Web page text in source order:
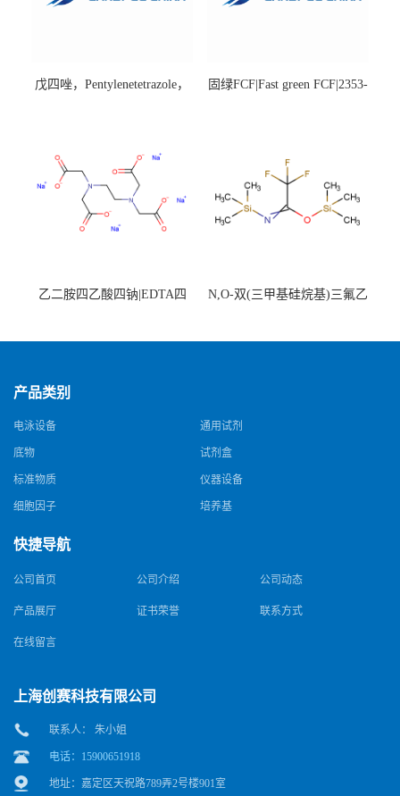
戊四唑，Pentylenetetrazole，
固绿FCF|Fast green FCF|2353-
乙二胺四乙酸四钠|EDTA四
N,O-双(三甲基硅烷基)三氟乙
产品类别
电泳设备 通用试剂
底物 试剂盒
标准物质 仪器设备
细胞因子 培养基
快捷导航
公司首页 公司介绍 公司动态
产品展厅 证书荣誉 联系方式
在线留言
上海创赛科技有限公司
联系人： 朱小姐
电话：15900651918
地址：嘉定区天祝路789弄2号楼901室